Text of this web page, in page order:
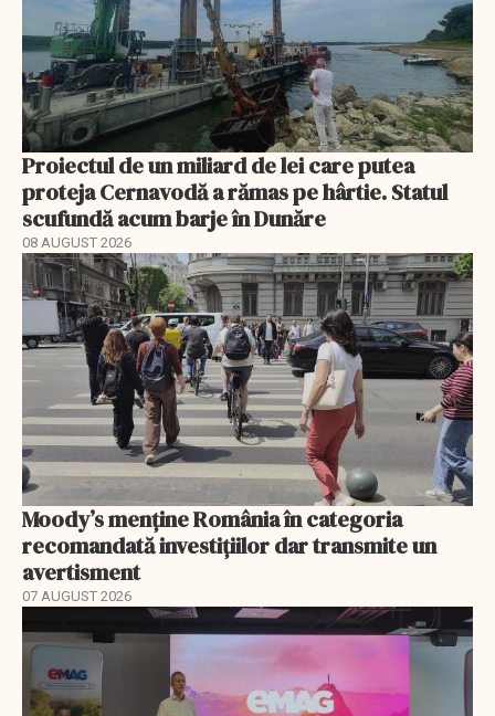
Proiectul de un miliard de lei care putea
proteja Cernavodă a rămas pe hârtie. Statul
scufundă acum barje în Dunăre
08 AUGUST 2026
Moody’s menține România în categoria
recomandată investițiilor dar transmite un
avertisment
07 AUGUST 2026